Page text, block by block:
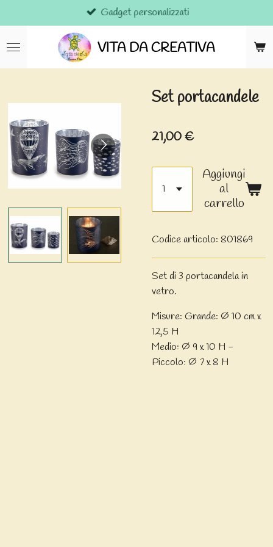
al
contenuto
VITA DA CREATIVA
Gadget personalizzati
Set portacandele
21,00 €
Aggiungi
al
carrello
Codice articolo: 801869
Set di 3 portacandela in
vetro.
Misure: Grande: Ø 10 cm x
12,5 H
Medio: Ø 9 x 10 H -
Piccolo: Ø 7 x 8 H